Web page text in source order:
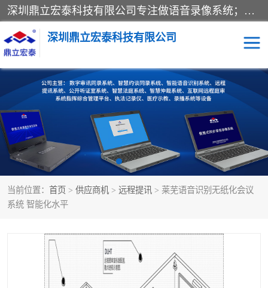
深圳鼎立宏泰科技有限公司专注做语音录像系统；主要服务有：约谈室同步录音录像系统、设计数字询问同步录音录像、数字约谈室同步录音录像、公开听证室、智慧庭审、智能语音识别转写、远程提讯（提审）、记录仪、远程指挥综合管理平台、录播系统等
深圳鼎立宏泰科技有限公司
当前位置： 首页 > 供应商机 > 远程提讯 > 莱芜语音识别无纸化会议
系统 智能化水平
同步录音录像设备 便携式审讯设备
数字法庭 听证室
远程提讯 语音识别